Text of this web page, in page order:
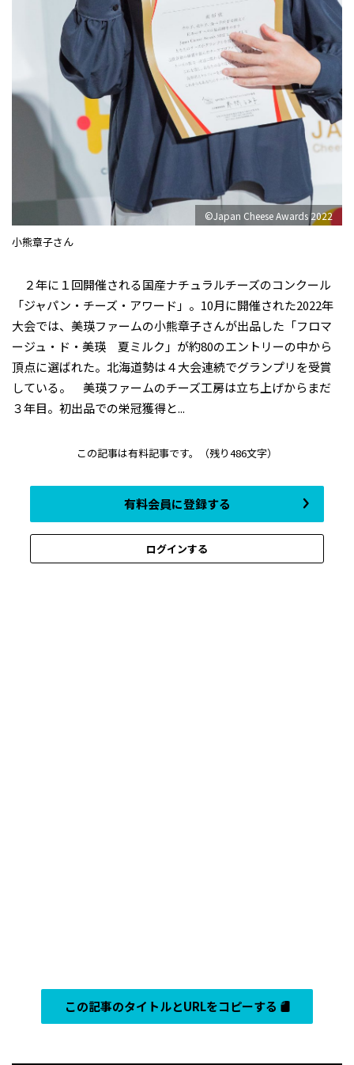
©Japan Cheese Awards 2022
小熊章子さん
２年に１回開催される国産ナチュラルチーズのコンクール
「ジャパン・チーズ・アワード」。10月に開催された2022年
大会では、美瑛ファームの小熊章子さんが出品した「フロマ
ージュ・ド・美瑛 夏ミルク」が約80のエントリーの中から
頂点に選ばれた。北海道勢は４大会連続でグランプリを受賞
している。 美瑛ファームのチーズ工房は立ち上げからまだ
３年目。初出品での栄冠獲得と...
この記事は有料記事です。 （残り486文字）
有料会員に登録する
ログインする
この記事のタイトルとURLをコピーする